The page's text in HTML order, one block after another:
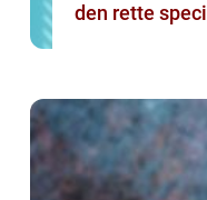
den rette